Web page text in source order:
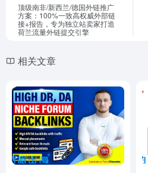
顶级南非/新西兰/德国外链推广
方案：100%一致高权威外部链
接+报告，专为独立站卖家打造
荷兰流量外链提交引擎
相关文章